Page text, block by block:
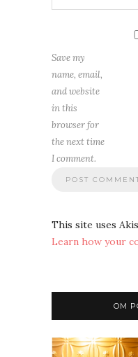
Save my
name, email,
and website
in this
browser for
the next time
I comment.
This site uses
Learn how your
OM